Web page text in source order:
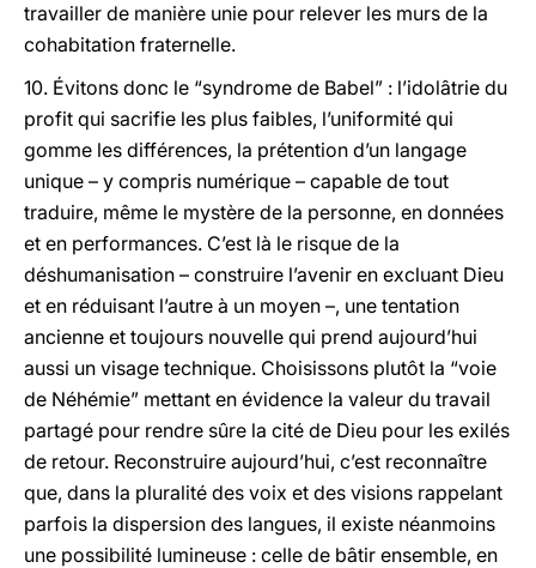
travailler de manière unie pour relever les murs de la
cohabitation fraternelle.
10. Évitons donc le “syndrome de Babel” : l’idolâtrie du
profit qui sacrifie les plus faibles, l’uniformité qui
gomme les différences, la prétention d’un langage
unique – y compris numérique – capable de tout
traduire, même le mystère de la personne, en données
et en performances. C’est là le risque de la
déshumanisation – construire l’avenir en excluant Dieu
et en réduisant l’autre à un moyen –, une tentation
ancienne et toujours nouvelle qui prend aujourd’hui
aussi un visage technique. Choisissons plutôt la “voie
de Néhémie” mettant en évidence la valeur du travail
partagé pour rendre sûre la cité de Dieu pour les exilés
de retour. Reconstruire aujourd’hui, c’est reconnaître
que, dans la pluralité des voix et des visions rappelant
parfois la dispersion des langues, il existe néanmoins
une possibilité lumineuse : celle de bâtir ensemble, en